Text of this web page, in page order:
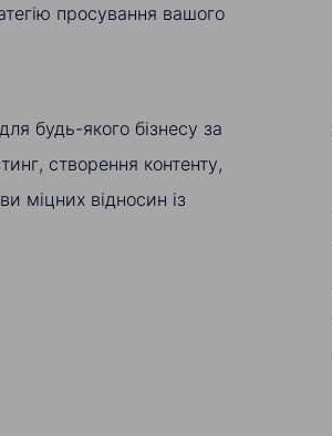
просування вашого
будь-якого бізнесу за
створення контенту,
міцних відносин із